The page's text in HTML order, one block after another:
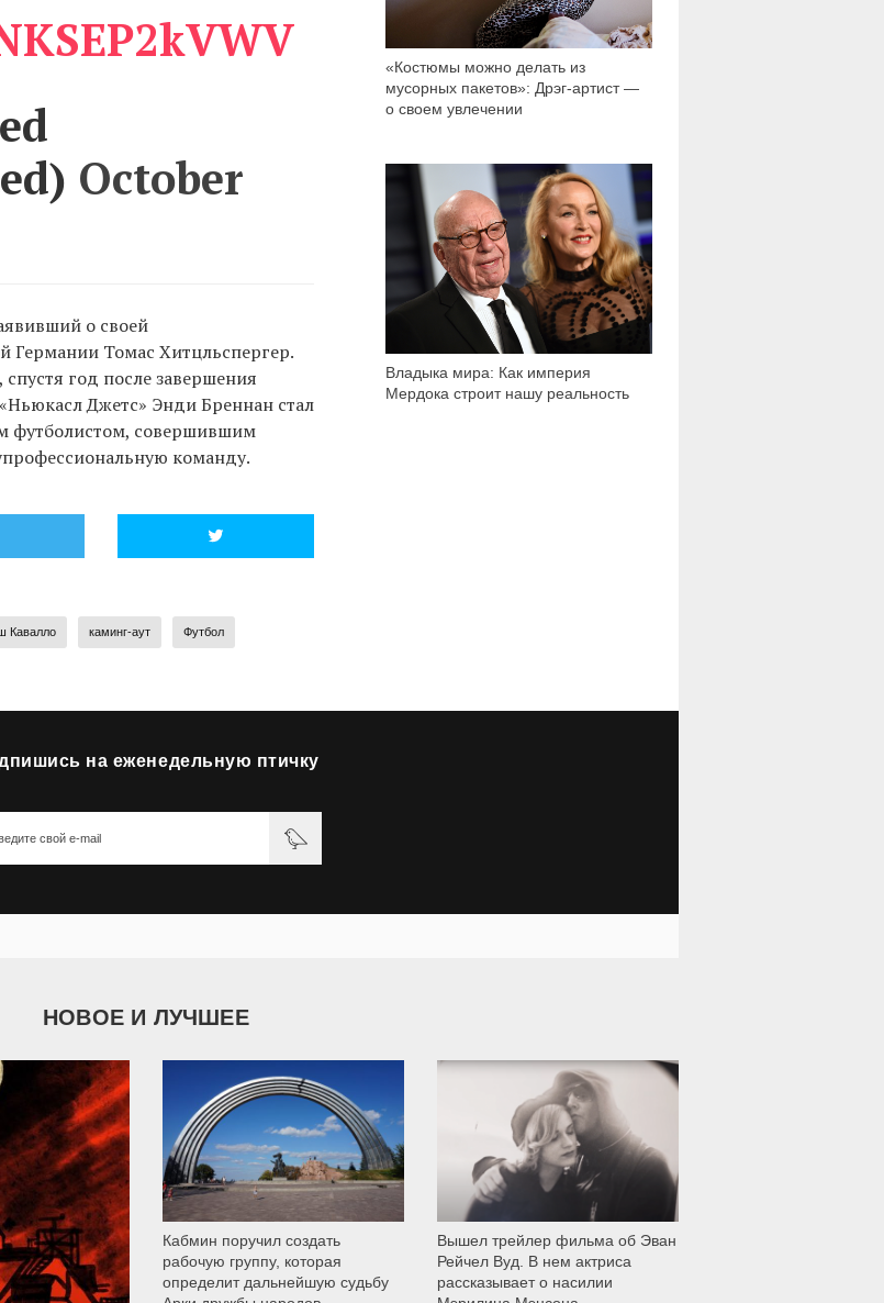
October
о своей
Германии Томас Хитцльспергер.
год после завершения
Джетс» Энди Бреннан стал
футболистом, совершившим
команду.
Кавалло каминг-аут Футбол
«Костюмы можно делать из
мусорных пакетов»: Дрэг-артист —
о своем увлечении
Владыка мира: Как империя
Мердока строит нашу реальность
16 261
на еженедельную птичку
НОВОЕ И ЛУЧШЕЕ
Кабмин поручил создать
рабочую группу, которая
определит дальнейшую судьбу
9 787
Вышел трейлер фильма об Эван
Рейчел Вуд. В нем актриса
рассказывает о насилии